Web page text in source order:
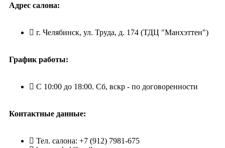
Адрес салона:
г. Челябинск, ул. Труда, д. 174 (ТДЦ "Манхэттен")
График работы:
С 10:00 до 18:00. Сб, вскр - по договоренности
Контактные данные:
Тел. салона: +7 (912) 7981-675